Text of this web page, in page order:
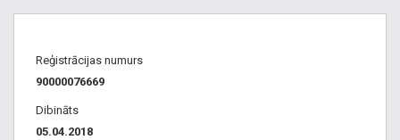
Reģistrācijas numurs
90000076669
Dibināts
05.04.2018